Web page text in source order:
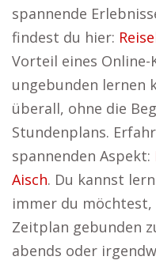
spannende
findest du hier:
Vorteil eines
ungebunden lernen
überall, ohne die
Stundenplans.
spannenden Aspekt:
Aisch. Du kannst
immer du möchtest,
Zeitplan gebunden
abends oder